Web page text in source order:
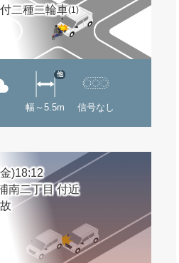
二種二輪車(1)
幅～5.5m
他
信号なし
)18:12
南二丁目 付近